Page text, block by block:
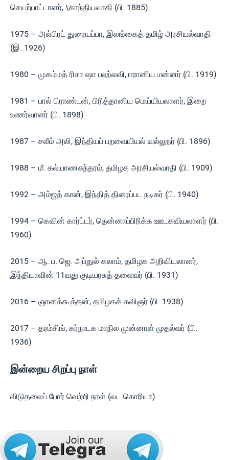
செயற்பாட்டாளர், \காந்தியவாதி (பி. 1885)
1975 – அல்பிரட் துரையப்பா, இலங்கைத் தமிழ் அரசியல்வாதி
(இ. 1926)
1980 – முகம்மத் ரிசா ஷா பஹ்லவி, ஈரானிய மன்னர் (பி. 1919)
1981 – பால் பிராண்டன், பிரித்தானிய மெய்யியலாளர், இறை
உணர்வாளர் (பி. 1898)
1987 – சலீம் அலி, இந்தியப் பறவையியல் வல்லுநர் (பி. 1896)
1988 – மீ. கல்யாணசுந்தரம், தமிழக அரசியல்வாதி (பி. 1909)
1992 – அம்ஜத் கான், இந்தித் திரைப்பட நடிகர் (பி. 1940)
1994 – கெவின் கார்ட்டர், தென்னாப்பிரிக்க ஊடகவியலாளர் (பி.
1960)
2015 – ஆ. ப. ஜெ. அப்துல் கலாம், தமிழக அறிவியலாளர்,
இந்தியாவின் 11வது குடியரசுத் தலைவர் (பி. 1931)
2016 – ஞானக்கூத்தன், தமிழகக் கவிஞர் (பி. 1938)
2017 – தரம்சிங், கர்நாடக மாநில முன்னாள் முதல்வர் (பி.
1936)
இன்றைய சிறப்பு நாள்
விடுதலைப் போர் வெற்றி நாள் (வட கொரியா)